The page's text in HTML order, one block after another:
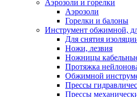
Аэрозоли и горелки
Аэрозоли
Горелки и балоны
Инструмент обжимной,
Для снятия
Ножи, лезвия
Ножницы
Протяжка
Обжимной
Прессы
Прессы